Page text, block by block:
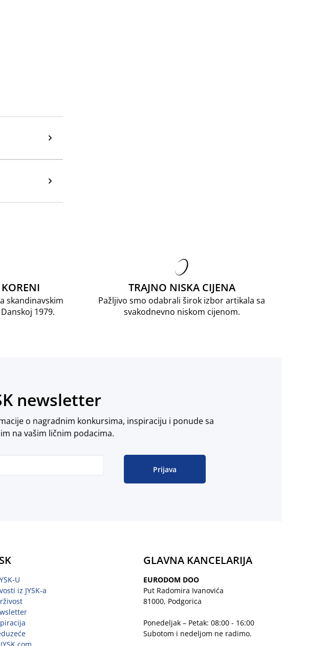
skandinavskim
1979.
TRAJNO NISKA CIJENA
Pažljivo smo odabrali širok izbor artikala sa
svakodnevno niskom cijenom.
newsletter
o nagradnim konkursima, inspiraciju i ponude sa
na vašim ličnim podacima.
Prijava
U
iz JYSK-a
GLAVNA KANCELARIJA
EURODOM DOO
Put Radomira Ivanovića
81000, Podgorica
Ponedeljak – Petak: 08:00 - 16:00
Subotom i nedeljom ne radimo.